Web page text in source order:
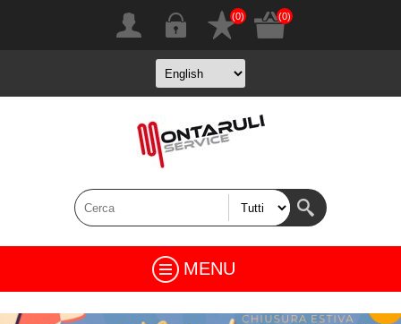
(0) (0)
MENU